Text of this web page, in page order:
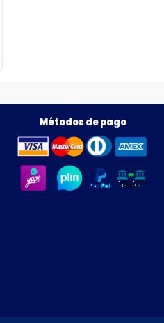
Métodos de pago